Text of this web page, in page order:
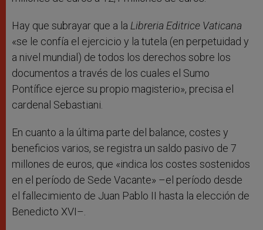
Hay que subrayar que a la Libreria Editrice Vaticana
«se le confía el ejercicio y la tutela (en perpetuidad y
a nivel mundial) de todos los derechos sobre los
documentos a través de los cuales el Sumo
Pontífice ejerce su propio magisterio», precisa el
cardenal Sebastiani.
En cuanto a la última parte del balance, costes y
beneficios varios, se registra un saldo pasivo de 7
millones de euros, que «indica los costes sostenidos
en el período de Sede Vacante» –el período desde
el fallecimiento de Juan Pablo II hasta la elección de
Benedicto XVI–.